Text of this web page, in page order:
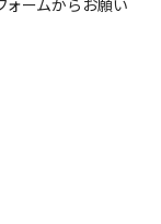
ォームからお願い